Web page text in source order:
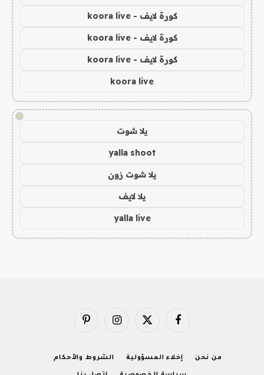
كورة لايف - koora live
كورة لايف - koora live
كورة لايف - koora live
koora live
!
يلا شوت
yalla shoot
يلا شوت زون
يلا لايف
yalla live
فيسبوك X
الانستغرامبينتيريست
من نحن إخلاء المسؤولية الشروط والأحكام